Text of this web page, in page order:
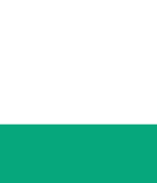
des devises,